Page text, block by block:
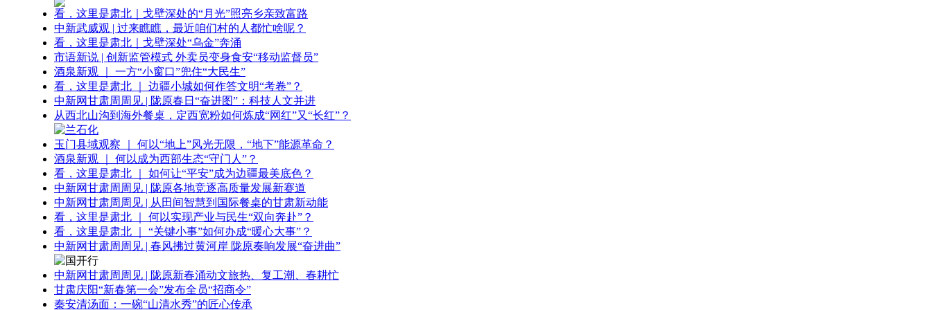
看，这里是肃北｜戈壁深处的“月光”照亮乡亲致富路
中新武威观 | 过来瞧瞧，最近咱们村的人都忙啥呢？
看，这里是肃北｜戈壁深处“乌金”奔涌
市语新说 | 创新监管模式 外卖员变身食安“移动监督员”
酒泉新观 ｜ 一方“小窗口”兜住“大民生”
看，这里是肃北 ｜ 边疆小城如何作答文明“考卷”？
中新网甘肃周周见 | 陇原春日“奋进图”：科技人文并进
从西北山沟到海外餐桌，定西宽粉如何炼成“网红”又“长红”？
玉门县域观察 ｜ 何以“地上”风光无限，“地下”能源革命？
酒泉新观 ｜ 何以成为西部生态“守门人”？
看，这里是肃北 ｜ 如何让“平安”成为边疆最美底色？
中新网甘肃周周见 | 陇原各地竞逐高质量发展新赛道
中新网甘肃周周见 | 从田间智慧到国际餐桌的甘肃新动能
看，这里是肃北 ｜ 何以实现产业与民生“双向奔赴”？
看，这里是肃北 ｜ “关键小事”如何办成“暖心大事”？
中新网甘肃周周见 | 春风拂过黄河岸 陇原奏响发展“奋进曲”
中新网甘肃周周见 | 陇原新春涌动文旅热、复工潮、春耕忙
甘肃庆阳“新春第一会”发布全员“招商令”
秦安清汤面：一碗“山清水秀”的匠心传承